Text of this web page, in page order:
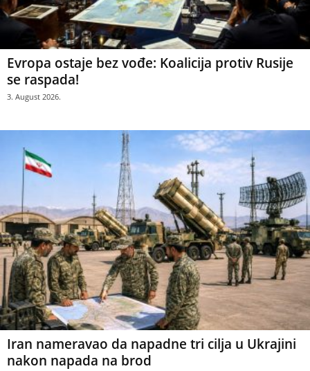
Evropa ostaje bez vođe: Koalicija protiv Rusije
se raspada!
3. August 2026.
Iran nameravao da napadne tri cilja u Ukrajini
nakon napada na brod